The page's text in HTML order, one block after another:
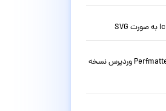
افزونه افزایش سرعت وبسایت Perfmatters وردپرس نسخه